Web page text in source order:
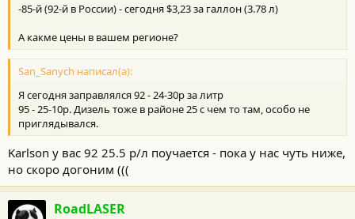
-85-й (92-й в России) - сегодня $3,23 за галлон (3.78 л)
А какме цены в вашем регионе?
San_Sanych написал(а):
Я сегодня заправлялся 92 - 24-30р за литр
95 - 25-10р. Дизель тоже в районе 25 с чем то там, особо не
приглядывался.
Karlson у вас 92 25.5 р/л поучается - пока у нас чуть ниже,
но скоро догоним (((
RoadLASER